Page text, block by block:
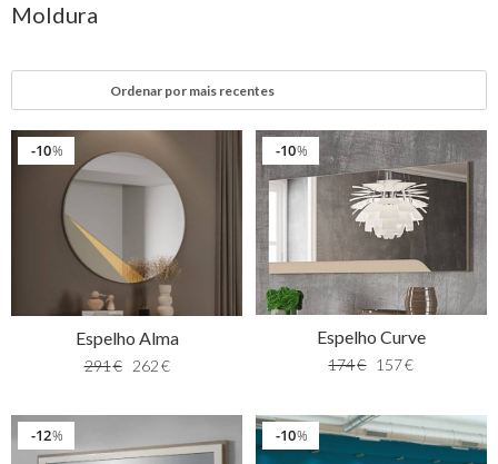
Moldura
%
10
Espelho Alma
291€ 262€
%
10
Espelho Curve
174€ 157€
%
12 %
10